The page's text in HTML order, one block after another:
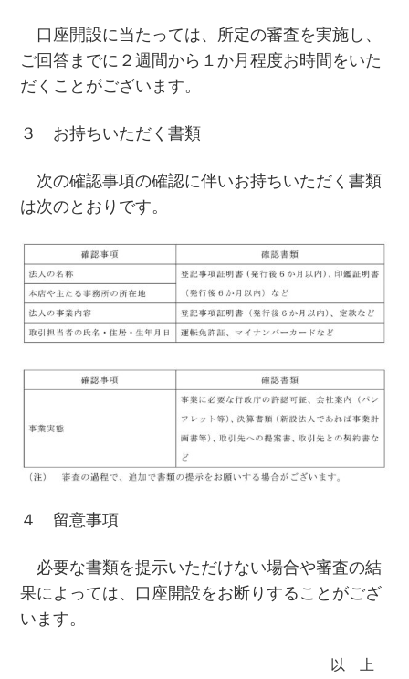
口座開設に当たっては、所定の審査を実施し、
ご回答までに２週間から１か月程度お時間をいた
だくことがございます。
３ お持ちいただく書類
次の確認事項の確認に伴いお持ちいただく書類
は次のとおりです。
４ 留意事項
必要な書類を提示いただけない場合や審査の結
果によっては、口座開設をお断りすることがござ
います。
以 上